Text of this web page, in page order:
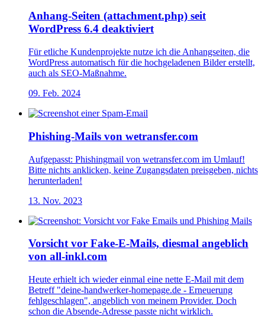
Anhang-Seiten (attachment.php) seit
WordPress 6.4 deaktiviert
Für etliche Kundenprojekte nutze ich die Anhangseiten, die
WordPress automatisch für die hochgeladenen Bilder erstellt,
auch als SEO-Maßnahme.
09. Feb. 2024
Phishing-Mails von wetransfer.com
Aufgepasst: Phishingmail von wetransfer.com im Umlauf!
Bitte nichts anklicken, keine Zugangsdaten preisgeben, nichts
herunterladen!
13. Nov. 2023
Vorsicht vor Fake-E-Mails, diesmal angeblich
von all-inkl.com
Heute erhielt ich wieder einmal eine nette E-Mail mit dem
Betreff "deine-handwerker-homepage.de - Erneuerung
fehlgeschlagen", angeblich von meinem Provider. Doch
schon die Absende-Adresse passte nicht wirklich.